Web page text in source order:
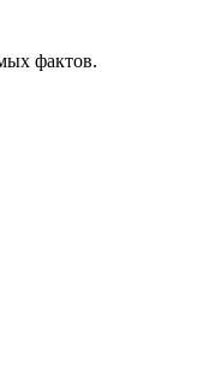
фактов.